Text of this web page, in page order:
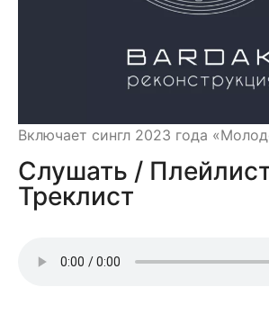
Включает сингл 2023 года
Слушать /
Треклист